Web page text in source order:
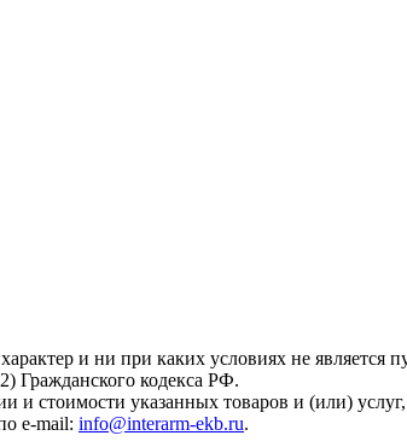
и ни при каких условиях не является
Гражданского кодекса РФ.
стоимости указанных товаров и (или) услуг,
e-mail: info@interarm-ekb.ru.